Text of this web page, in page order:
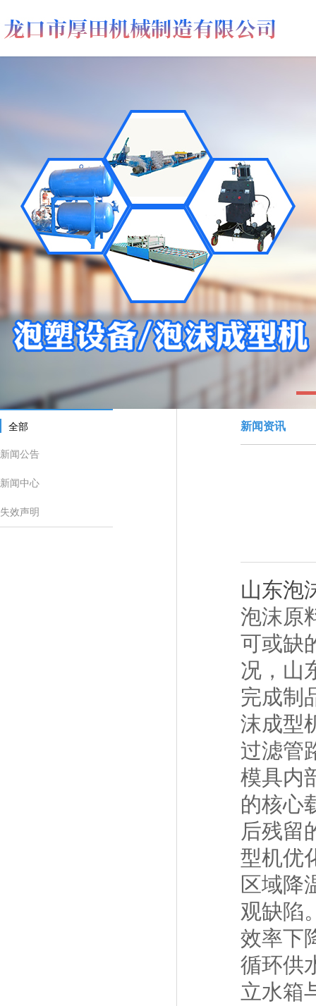
全部
新闻公告
新闻中心
失效声明
新闻资讯
山东泡
泡沫原
可或缺
况，山
完成制
沫成型
过滤管
模具内
的核心
后残留
型机优
区域降
观缺陷
效率下
循环供
立水箱